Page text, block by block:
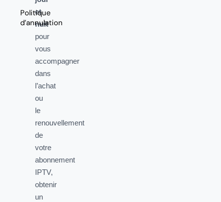
Politique
d’annulation
et
nuit
pour
vous
accompagner
dans
l’achat
ou
le
renouvellement
de
votre
abonnement
IPTV,
obtenir
un